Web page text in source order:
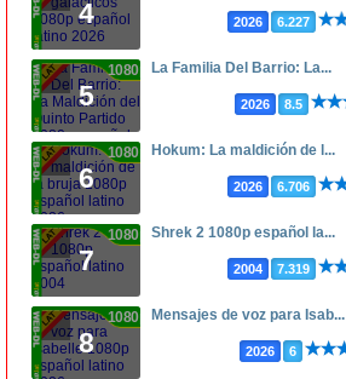
4 2026 6.227
5
1080p La Familia Del Barrio: La...
2026 8.5
6
1080p Hokum: La maldición de l...
2026 6.706
7
1080p Shrek 2 1080p español la...
2004 7.319
8
1080p Mensajes de voz para Isab...
2026 6